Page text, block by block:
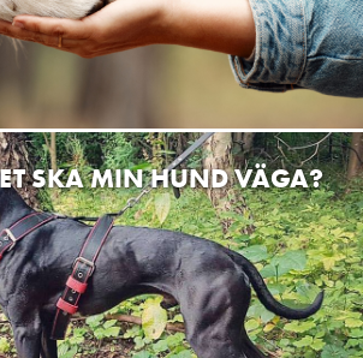
SKA MIN HUND VÄGA?